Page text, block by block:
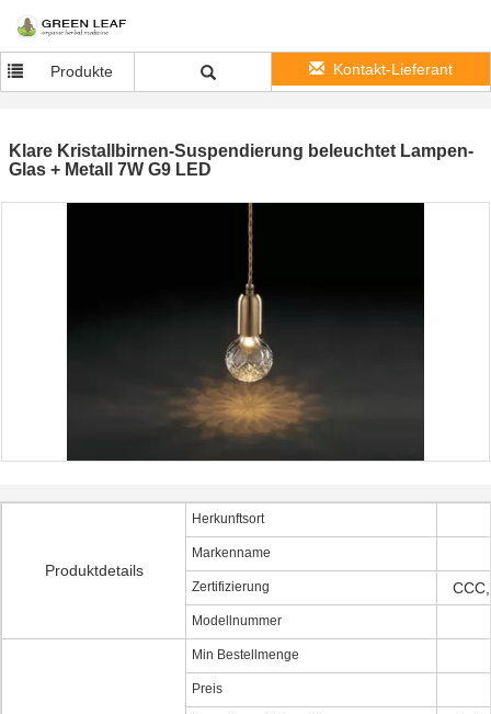
Produkte Kontakt-Lieferant
Klare Kristallbirnen-Suspendierung beleuchtet Lampen-
Glas + Metall 7W G9 LED
Produktdetails
Herkunftsort
Markenname
Zertifizierung
Modellnummer
Min Bestellmenge
Preis